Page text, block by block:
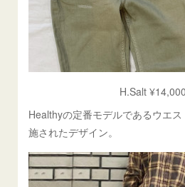
H.Salt
Healthyの定番モデルであるウエ
施されたデザイン。